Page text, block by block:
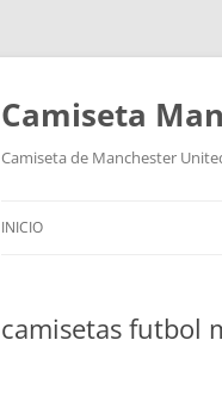
Camiseta
Camiseta de Manchester
INICIO
camisetas futbol